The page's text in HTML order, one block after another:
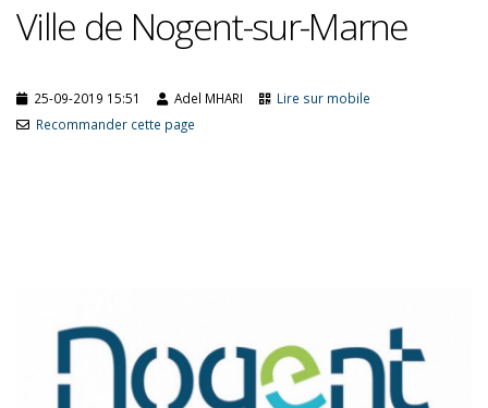
Ville de Nogent-sur-Marne
25-09-2019 15:51 Adel MHARI
Lire sur mobile
Recommander cette page